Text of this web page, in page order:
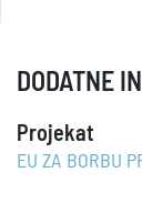
DODATNE
Projekat
EU ZA BORBU